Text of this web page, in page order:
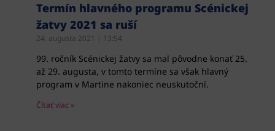
Termín hlavného programu Scénickej
žatvy 2021 sa ruší
24. augusta 2021 13:54
99. ročník Scénickej žatvy sa mal pôvodne konať 25.
až 29. augusta, v tomto termíne sa však hlavný
program v Martine nakoniec neuskutoční.
Čítať viac »